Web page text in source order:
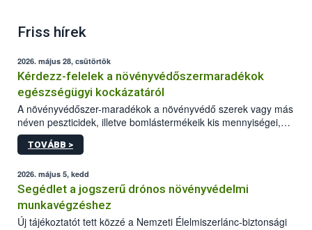
Friss hírek
2026. május 28, csütörtök
Kérdezz-felelek a növényvédőszermaradékok
egészségügyi kockázatáról
A növényvédőszer-maradékok a növényvédő szerek vagy más
néven peszticidek, illetve bomlástermékeik kis mennyiségei,
melyek a terményekben vagy azok felületén a betakarítást,
szüretelést, illetve tárolást követően is megmaradhatnak. Az
mennyiségének esetenként a kezelt terményeken is jelen kell
lennie. Nem minden élelmiszer tartalmaz szermaradékot.
Azokban az élelmiszerekben is, melyekben kimutathatóak,
általában csak nagyon kis mennyiségben vannak jelen, így nem
TOVÁBB >
2026. május 5, kedd
Segédlet a jogszerű drónos növényvédelmi
munkavégzéshez
Új tájékoztatót tett közzé a Nemzeti Élelmiszerlánc-biztonsági